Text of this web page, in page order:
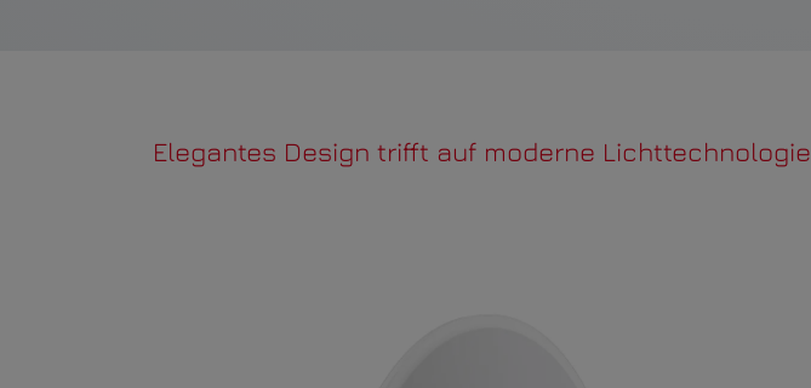
Elegantes Design trifft auf moderne Lichttechnologie